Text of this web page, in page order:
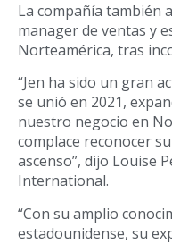
La compañía también
manager de ventas y
Norteamérica, tras
“Jen ha sido un gran
se unió en 2021,
nuestro negocio en
complace reconocer
ascenso”, dijo Louise
International.
“Con su amplio
estadounidense, su